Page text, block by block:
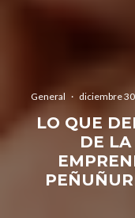
General · diciembre
LO QUE
DE